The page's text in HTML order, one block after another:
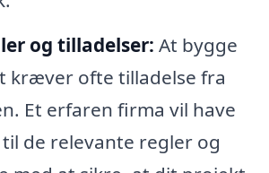
og tilladelser: At bygge
kræver ofte tilladelse fra
Et erfaren firma vil have
de relevante regler og